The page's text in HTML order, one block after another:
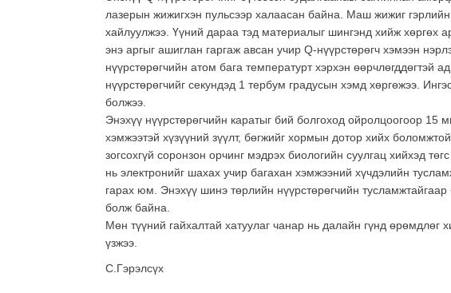
лазерын жижигхэн пульсээр халаасан байна. Маш жижиг гэрлийн
хайлуулжээ. Үүний дараа тэд материалыг шингэнд хийж хөргөх
энэ аргыг ашиглан гаргаж авсан учир Q-нүүрстөрөгч хэмээн
нүүрстөрөгчийн атом бага температурт хэрхэн өөрчлөгддөгтэй
нүүрстөрөгчийг секундэд 1 тербум градусын хэмд хөргөжээ.
болжээ.
Энэхүү нүүрстөрөгчийн каратыг бий болгоход ойролцоогоор 15
хэмжээтэй хүзүүний зүүлт, бөгжийг хормын дотор хийх
зогсохгүй соронзон орчинг мэдрэх биологийн суулгац хийхэд
нь электронийг шахах учир багахан хэмжээний хүчдэлийн
гарах юм. Энэхүү шинэ төрлийн нүүрстөрөгчийн
болж байна.
Мөн түүний гайхалтай хатуулаг чанар нь далайн гүнд өрөмдлөг
үзжээ.
С.Гэрэлсүх